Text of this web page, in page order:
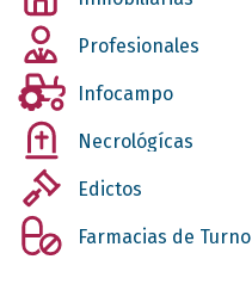
Profesionales
Infocampo
Necrológícas
Edictos
Farmacias de Turno